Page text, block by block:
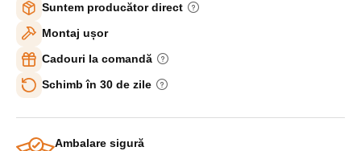
Suntem producător direct
Montaj ușor
Cadouri la comandă
Schimb în 30 de zile
Ambalare sigură